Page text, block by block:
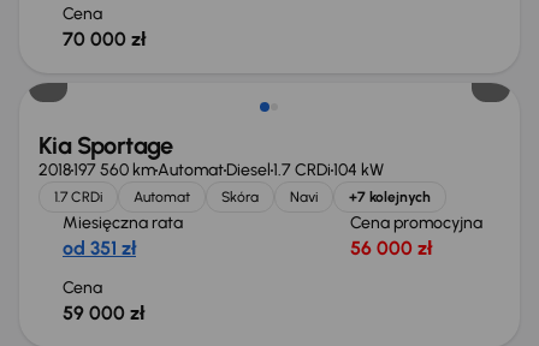
Cena
70 000 zł
Kia Sportage
2018197 560 kmAutomatDiesel1.7 CRDi104 kW
1.7 CRDi Automat Skóra Navi +7 kolejnych
Miesięczna rata
od 351 zł
Cena promocyjna
56 000 zł
Cena
59 000 zł